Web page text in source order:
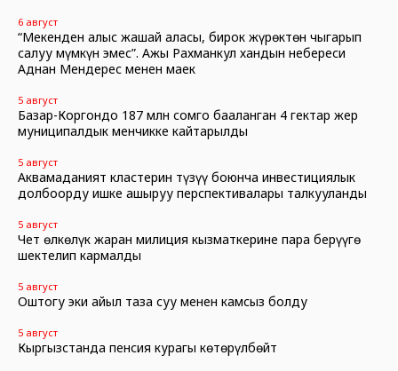
6 август
“Мекенден алыс жашай аласың, бирок жүрөктөн чыгарып
салуу мүмкүн эмес”. Ажы Рахманкул хандын небереси
Аднан Мендерес менен маек
5 август
Базар-Коргондо 187 млн сомго бааланган 4 гектар жер
муниципалдык менчикке кайтарылды
5 август
Аквамаданият кластерин түзүү боюнча инвестициялык
долбоорду ишке ашыруу перспективалары талкууланды
5 август
Чет өлкөлүк жаран милиция кызматкерине пара берүүгө
шектелип кармалды
5 август
Оштогу эки айыл таза суу менен камсыз болду
5 август
Кыргызстанда пенсия курагы көтөрүлбөйт